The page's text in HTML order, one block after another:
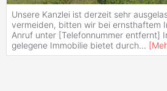
Unsere Kanzlei ist derzeit sehr
vermeiden, bitten wir bei ernsthaftem
Anruf unter [Telefonnummer entfernt]
gelegene Immobilie bietet durch... [